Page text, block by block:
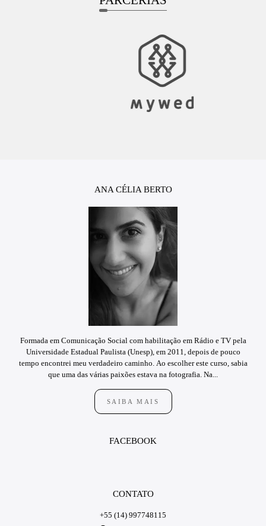
ANA CÉLIA BERTO
Formada em Comunicação Social com habilitação em Rádio e TV pela
Universidade Estadual Paulista (Unesp), em 2011, depois de pouco
tempo encontrei meu verdadeiro caminho. Ao escolher este curso, sabia
que uma das várias paixões estava na fotografia. Na...
SAIBA MAIS
FACEBOOK
CONTATO
+55 (14) 997748115